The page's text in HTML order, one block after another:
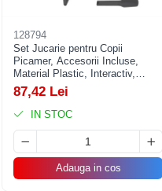
128794
Set Jucarie pentru Copii
Picamer, Accesorii Incluse,
Material Plastic, Interactiv,
Distractiv, 41x26.4x8.1 cm,
Portocaliu
87,42 Lei
IN STOC
Adauga in cos